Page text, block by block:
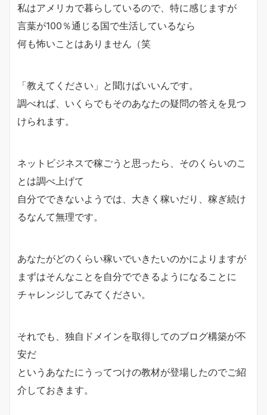
私はアメリカで暮らしているので、特に感じますが
言葉が100％通じる国で生活しているなら
何も怖いことはありません（笑
「教えてください」と聞けばいいんです。
調べれば、いくらでもそのあなたの疑問の答えを見つ
けられます。
ネットビジネスで稼ごうと思ったら、そのくらいのこ
とは調べ上げて
自分でできないようでは、大きく稼いだり、稼ぎ続け
るなんて無理です。
あなたがどのくらい稼いでいきたいのかによりますが
まずはそんなことを自分でできるようになることに
チャレンジしてみてください。
それでも、独自ドメインを取得してのブログ構築が不
安だ
というあなたにうってつけの教材が登場したのでご紹
介しておきます。